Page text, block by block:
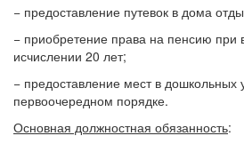
− предоставление путевок в дома
− приобретение права на пенсию при
исчислении 20 лет;
− предоставление мест в дошкольных
первоочередном порядке.
Основная должностная обязанность: